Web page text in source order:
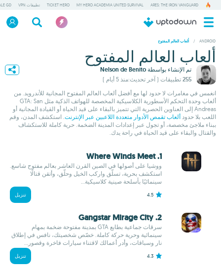
ARES: THE IRON VANGUARD
MY HERO ACADEMIA UNITED SURVIVAL
TICKET HERO تطبيقات VPN GD
ANDROID
/ ألعاب العالم المفتوح
ألعاب العالم المفتوح
تم الإنشاء بواسطة Nelson de Benito
255 تطبيقات
( آخر تحديث:منذ 5 أيام )
انغمس في مغامرات لا حدود لها مع أفضل ألعاب العالم المفتوح المجانية للأندرويد. من
ألعاب وحدة التحكم الأسطورية الكلاسيكية المخصصة للهواتف الذكية مثل GTA: San
Andreas إلى العناوين الحصرية التي تتميز بالبقاء على قيد الحياة أو القيادة المجانية أو
اللعب بلا حدود ألعاب تقمص الأدوار متعددة اللاعبين عبر الإنترنت. استكشف المدن، وقم
ببناء ملاجئ مخصصة، أو تجول عبر إعدادات المدينة الضخمة. حرية كاملة للاستكشاف
والقتال والبقاء على قيد الحياة في راحة يدك.
1. Where Winds Meet
ووشيا على أصولها في الصين القرن العاشر بعالم مفتوح شاسع.
استكشف بحرية، تسلّق واركب الخيل وحلّق، وأتقن قتالًا
سينمائيًا بأسلحة صينية كلاسيكية...
4.5 تنزيل
2. Gangstar Mirage City
سرقات جماعية بطابع GTA بمدينة مفتوحة ضخمة بمهام
سينمائية وحرية حركة كاملة. خصّص شخصيتك، نافس في إطلاق
نار وسباقات، وأدر أعمالك لاقتناء سيارات فاخرة وقصور...
4.3 تنزيل